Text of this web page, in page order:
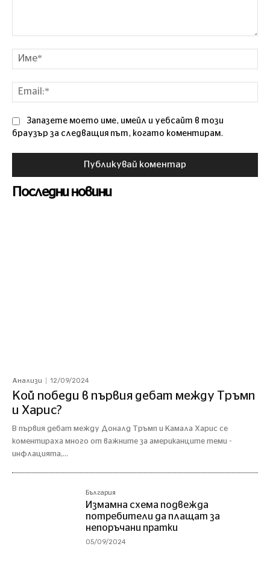
Запазете моето име, имейл и уебсайт в този
браузър за следващия път, когато коментирам.
Последни новини
Анализи 12/09/2024
Кой победи в първия дебат между Тръмп
и Харис?
В първия дебат между Доналд Тръмп и Камала Харис се
коментираха много от важните за американците теми -
инфлацията,...
България
Измамна схема подвежда
потребители да плащат за
непоръчани пратки
05/09/2024